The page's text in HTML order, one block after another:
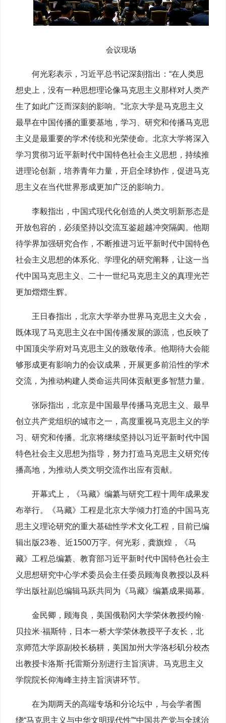
会议现场
何光彩表示，习近平总书记深刻指出：“在人类思
想史上，没有一种思想理论像马克思主义那样对人类产
生了如此广泛而深刻的影响。”北京大学是马克思主义
最早在中国传播的重要基地，学习、研究和传播马克思
主义是最重要的学术传统和光荣使命。北京大学将深入
学习贯彻习近平新时代中国特色社会主义思想，持续推
进理论创新，培养青年力量，开启全球协作，促进马克
思主义在当代世界形成更加广泛的影响力。
李毅指出，中国式现代化创造的人类文明新形态是
开放包容的，必须坚持以交流互鉴超越冲突隔阂。他期
待学界加强研究合作，不断推进习近平新时代中国特色
社会主义思想的体系化、学理化的研究阐释，让这一当
代中国马克思主义、二十一世纪马克思主义的真理光芒
更加熠熠生辉。
王日春指出，北京大学举办世界马克思主义大会，
既体现了马克思主义在中国传播发展的源流，也反映了
中国顶尖学府对马克思主义的致敬传承。他期待大会能
够形成更有影响力的会议成果，开展更多前沿性的学术
交流，为推动构建人类命运共同体贡献更多智慧力量。
张际指出，北京是中国最早传播马克思主义、最早
创立共产党组织的城市之一，高度重视马克思主义的学
习、研究和传播。北京将继续坚持以习近平新时代中国
特色社会主义思想为指导，努力打造马克思主义研究传
播高地，为推动人类文明交流作出应有贡献。
开幕式上，《马藏》编纂与研究工程十周年成果发
布举行。《马藏》工程是北京大学倾力打造的中国马克
思主义理论研究的重大基础性学术文化工程，目前已编
辑出版23卷、近1500万字。何光彩，龚旗煌，《马
藏》工程总编纂、教育部习近平新时代中国特色社会主
义思想研究中心学术委员会主任委员顾海良教授以及科
学出版社副总编辑马跃共同为《马藏》编纂成果揭幕。
金民卿，顾海良，美国俄勒冈大学荣休教授约翰·
贝拉米·福斯特，日本一桥大学荣休教授平子友长，北
京师范大学原副校长杨耕，美国加州大学洛杉矶分校杰
出教授卡洛斯·托雷斯分别进行主旨演讲。马克思主义
学院院长仰海峰主持主旨演讲环节。
在为期两天的高端专场和分论坛中，与会学者围
绕“马克思主义与中华文明现代性”“中国共产党与全球治